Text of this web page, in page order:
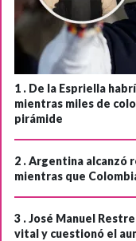
1 . De la Espriella
mientras miles de
pirámide
2 .Argentina alcanzó
mientras que
3 .José Manuel
vital y cuestionó el